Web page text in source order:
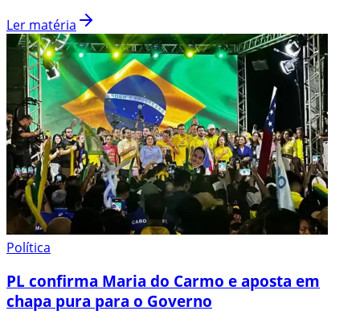
Ler matéria
Política
PL confirma Maria do Carmo e aposta em
chapa pura para o Governo